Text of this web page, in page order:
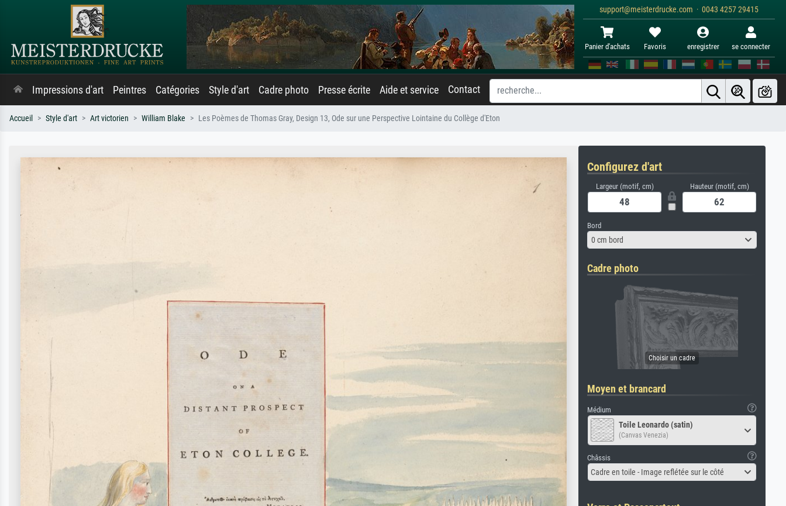
support@meisterdrucke.com · 0043 4257 29415
Panier d'achats Favoris enregistrer se connecter
Impressions d'art Peintres Catégories Style d'art Cadre photo Presse écrite Aide et service Contact
Accueil Style d'art Art victorien William Blake Les Poèmes de Thomas Gray, Design 13, Ode sur une Perspective Lointaine du Collège d'Eton
Configurez d'art
Largeur (motif, cm) Hauteur (motif, cm)
Bord
0 cm bord
Cadre photo
Moyen et brancard
Médium
Toile Leonardo (satin)
(Canvas Venezia)
Châssis
Cadre en toile - Image reflétée sur le côté